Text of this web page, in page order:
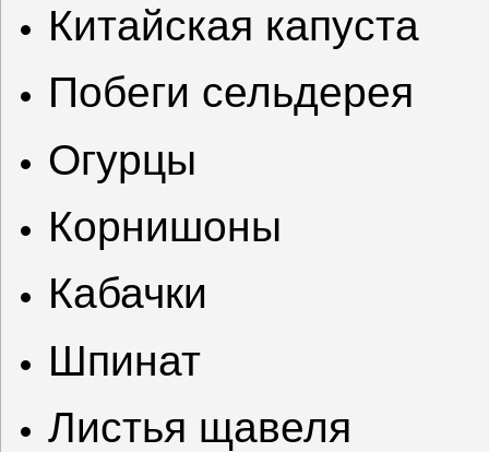
Китайская капуста
Побеги сельдерея
Огурцы
Корнишоны
Кабачки
Шпинат
Листья щавеля